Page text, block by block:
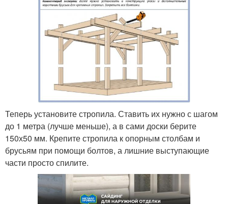
Теперь установите стропила. Ставить их нужно с шагом
до 1 метра (лучше меньше), а в сами доски берите
150х50 мм. Крепите стропила к опорным столбам и
брусьям при помощи болтов, а лишние выступающие
части просто спилите.